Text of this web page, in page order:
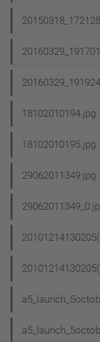
18102010194.jpg
18102010195.jpg
29062011349.jpg